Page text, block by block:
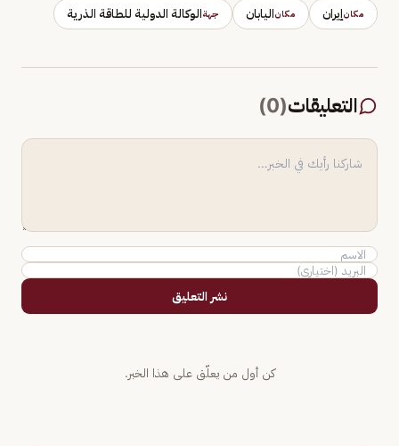
مكانإيران مكاناليابان جهةالوكالة الدولية للطاقة الذرية
التعليقات(
0
)
نشر التعليق
كن أول من يعلّق على هذا الخبر.